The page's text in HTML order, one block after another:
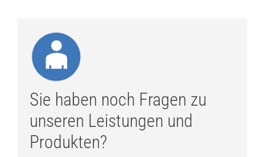
Sie haben noch Fragen zu
unseren Leistungen und
Produkten?